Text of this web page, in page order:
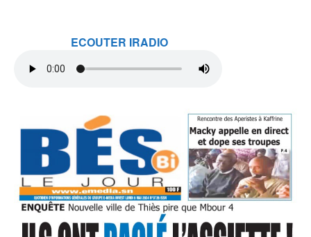
ECOUTER IRADIO